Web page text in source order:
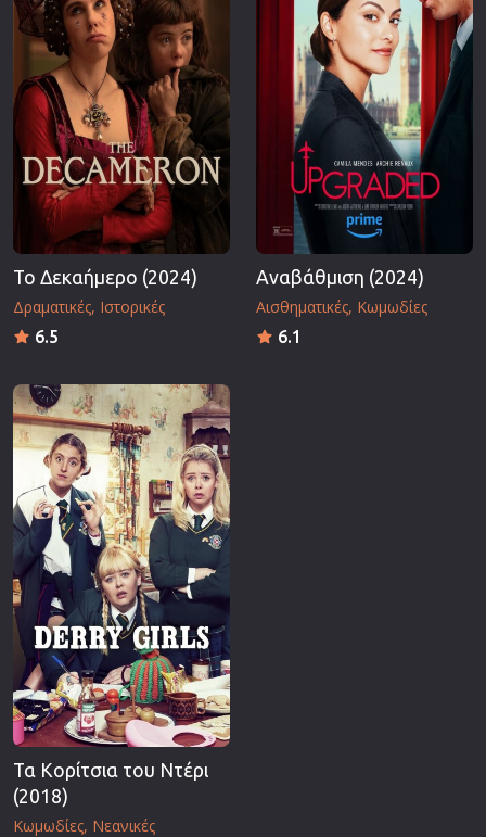
Καταστροφής
Το Δεκαήμερο (2024)
Δραματικές Ιστορικές
6.5
Αναβάθμιση (2024)
Αισθηματικές Κωμωδίες
6.1
Τα Κορίτσια του Ντέρι
(2018)
Κωμωδίες Νεανικές